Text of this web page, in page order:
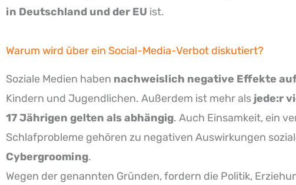
in Deutschland und der EU ist.
Warum wird über ein Social-Media-Verbot diskutiert?
Soziale Medien haben nachweislich negative Effekte
Kindern und Jugendlichen. Außerdem ist mehr als jede:r
17 Jährigen gelten als abhängig. Auch Einsamkeit, ein
Schlafprobleme gehören zu negativen Auswirkungen
Cybergrooming.
Wegen der genannten Gründen, fordern die Politik,